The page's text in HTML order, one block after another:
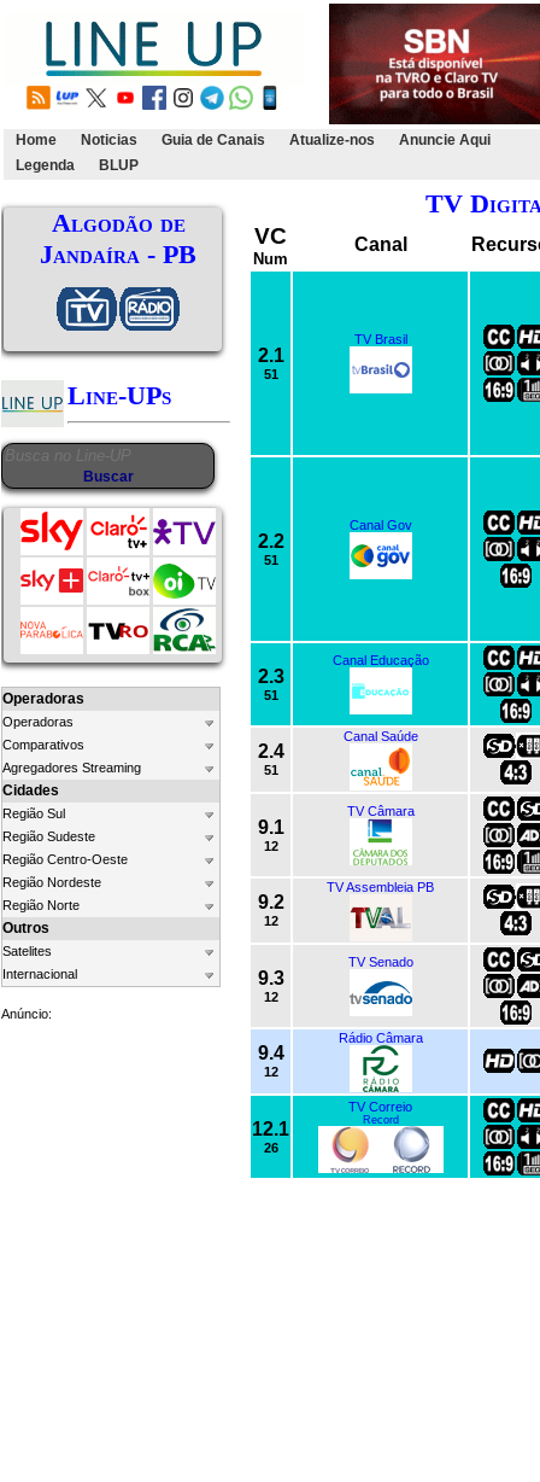
Home Noticias Guia de Canais Atualize-nos
Anuncie Aqui
Legenda
BLUP
Algodão de
Jandaíra - PB
Line-UPs
Operadoras
Operadoras
Comparativos
Agregadores Streaming
Cidades
Região Sul
Região Sudeste
Região Centro-Oeste
Região Nordeste
Região Norte
Outros
Satelites
Internacional
Anúncio:
TV
VC
Num
Canal
2.1
51
TV Brasil
2.2
51
Canal Gov
2.3
51
Canal Educação
2.4
51
Canal Saúde
9.1
12
TV Câmara
9.2
12
TV Assembleia PB
9.3
12
TV Senado
9.4
12
Rádio Câmara
12.1
26
TV Correio
Record